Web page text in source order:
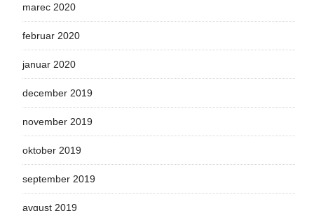
marec 2020
februar 2020
januar 2020
december 2019
november 2019
oktober 2019
september 2019
avgust 2019